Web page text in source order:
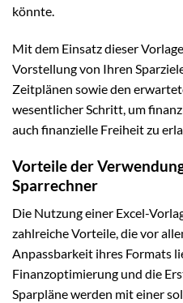
könnte.
Mit dem Einsatz dieser
Vorstellung von Ihren
Zeitplänen sowie den
wesentlicher Schritt, um
auch finanzielle Freiheit zu
Vorteile der
Sparrechner
Die Nutzung einer Excel-
zahlreiche Vorteile, die vor
Anpassbarkeit ihres Formats
Finanzoptimierung und die
Sparpläne werden mit einer